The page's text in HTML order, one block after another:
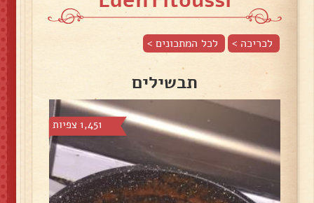
לכריכה > לכל המתכונים >
תבשילים
1,451 צפיות